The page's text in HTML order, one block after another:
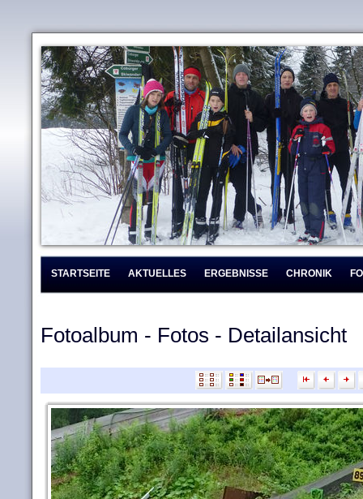
STARTSEITE AKTUELLES ERGEBNISSE CHRONIK
Fotoalbum - Fotos - Detailansicht